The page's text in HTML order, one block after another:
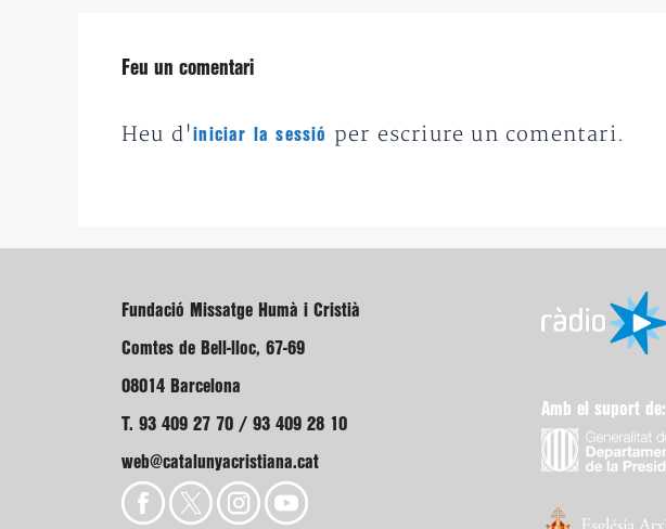
Feu un comentari
Heu d'iniciar la sessió per escriure un comentari.
Fundació Missatge Humà i Cristià
Comtes de Bell-lloc, 67-69
08014 Barcelona
T. 93 409 27 70 / 93 409 28 10
web@catalunyacristiana.cat
Amb el suport de: